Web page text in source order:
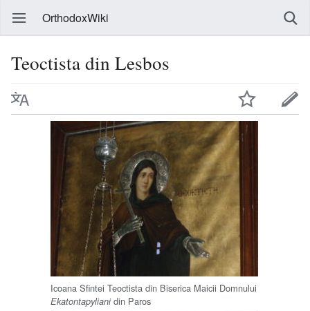
OrthodoxWiki
Teoctista din Lesbos
Icoana Sfintei Teoctista din Biserica Maicii Domnului
Ekatontapylianidin Paros